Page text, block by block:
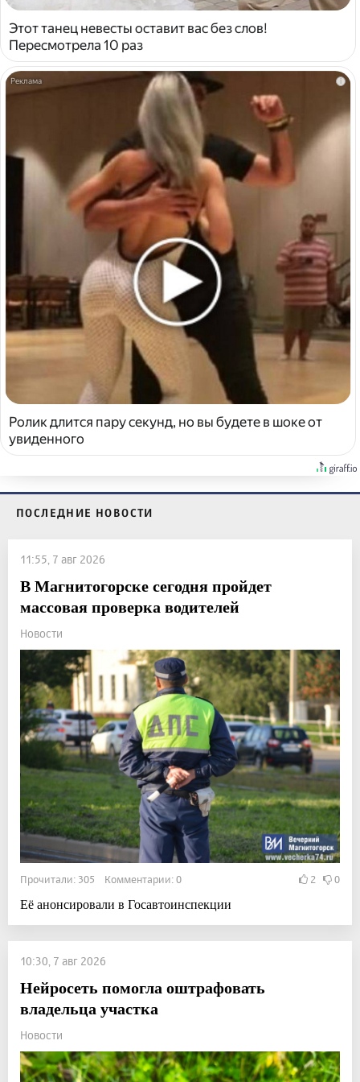
Этот танец невесты оставит вас без слов!
Пересмотрела 10 раз
i
Ролик длится пару секунд, но вы будете в шоке от
увиденного
ПОСЛЕДНИЕ НОВОСТИ
11:55, 7 авг 2026
В Магнитогорске сегодня пройдет
массовая проверка водителей
Новости
Прочитали: 305 Комментарии: 0 2 0
Её анонсировали в Госавтоинспекции
10:30, 7 авг 2026
Нейросеть помогла оштрафовать
владельца участка
Новости